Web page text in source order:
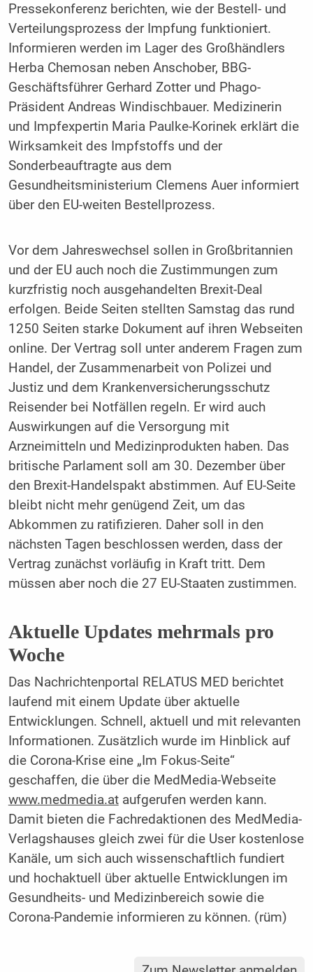
Pressekonferenz berichten, wie der Bestell- und
Verteilungsprozess der Impfung funktioniert.
Informieren werden im Lager des Großhändlers
Herba Chemosan neben Anschober, BBG-
Geschäftsführer Gerhard Zotter und Phago-
Präsident Andreas Windischbauer. Medizinerin
und Impfexpertin Maria Paulke-Korinek erklärt die
Wirksamkeit des Impfstoffs und der
Sonderbeauftragte aus dem
Gesundheitsministerium Clemens Auer informiert
über den EU-weiten Bestellprozess.
Vor dem Jahreswechsel sollen in Großbritannien
und der EU auch noch die Zustimmungen zum
kurzfristig noch ausgehandelten Brexit-Deal
erfolgen. Beide Seiten stellten Samstag das rund
1250 Seiten starke Dokument auf ihren Webseiten
online. Der Vertrag soll unter anderem Fragen zum
Handel, der Zusammenarbeit von Polizei und
Justiz und dem Krankenversicherungsschutz
Reisender bei Notfällen regeln. Er wird auch
Auswirkungen auf die Versorgung mit
Arzneimitteln und Medizinprodukten haben. Das
britische Parlament soll am 30. Dezember über
den Brexit-Handelspakt abstimmen. Auf EU-Seite
bleibt nicht mehr genügend Zeit, um das
Abkommen zu ratifizieren. Daher soll in den
nächsten Tagen beschlossen werden, dass der
Vertrag zunächst vorläufig in Kraft tritt. Dem
müssen aber noch die 27 EU-Staaten zustimmen.
Aktuelle Updates mehrmals pro
Woche
Das Nachrichtenportal RELATUS MED berichtet
laufend mit einem Update über aktuelle
Entwicklungen. Schnell, aktuell und mit relevanten
Informationen. Zusätzlich wurde im Hinblick auf
die Corona-Krise eine „Im Fokus-Seite“
geschaffen, die über die MedMedia-Webseite
www.medmedia.ataufgerufen werden kann.
Damit bieten die Fachredaktionen des MedMedia-
Verlagshauses gleich zwei für die User kostenlose
Kanäle, um sich auch wissenschaftlich fundiert
und hochaktuell über aktuelle Entwicklungen im
Gesundheits- und Medizinbereich sowie die
Corona-Pandemie informieren zu können. (rüm)